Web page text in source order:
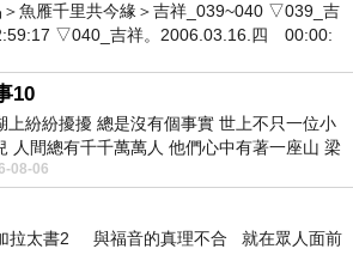
妳的味道
慢慢發酵
自己 把脆弱藏好
需要依靠
魚雁千里共今緣＞吉祥_039~040 ▽039_吉
▽040_吉祥。2006.03.16.四 00:00:
10
上紛紛擾擾 總是沒有個事實 世上不只一位小
人間總有千千萬萬人 他們心中有著一座山 梁
山泰華衡恆嵩 一山之高
08-06
太書2 與福音的真理不合 就在眾人面前